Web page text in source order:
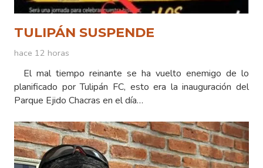
TULIPÁN SUSPENDE
hace 12 horas
El mal tiempo reinante se ha vuelto enemigo de lo
planificado por Tulipán FC, esto era la inauguración del
Parque Ejido Chacras en el día…